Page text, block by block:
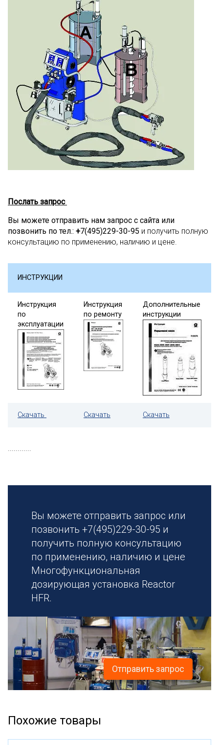
Послать запрос
Вы можете отправить нам запрос с сайта или
позвонить по тел.: +7(495)229-30-95 и получить полную
консультацию по применению, наличию и цене.
ИНСТРУКЦИИ
Инструкция
по
эксплуатации
Инструкция
по ремонту
Дополнительные
инструкции
Скачать Скачать Скачать
............
Вы можете отправить запрос или
позвонить +7(495)229-30-95 и
получить полную консультацию
по применению, наличию и цене
Многофункциональная
дозирующая установка Reactor
HFR.
Отправить запрос
Похожие товары